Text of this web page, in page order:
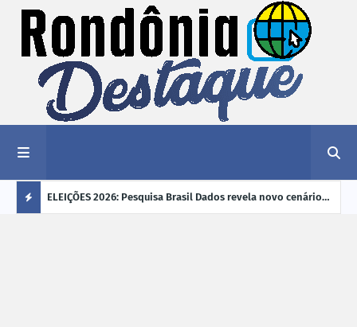
a mais ELEIÇÕES 2026: Pesquisa Brasil Dados revela novo cenário